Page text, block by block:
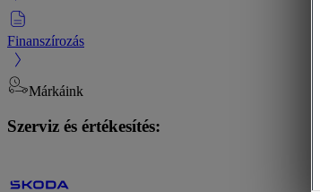
Finanszírozás
Márkáink
Szerviz és értékesítés: